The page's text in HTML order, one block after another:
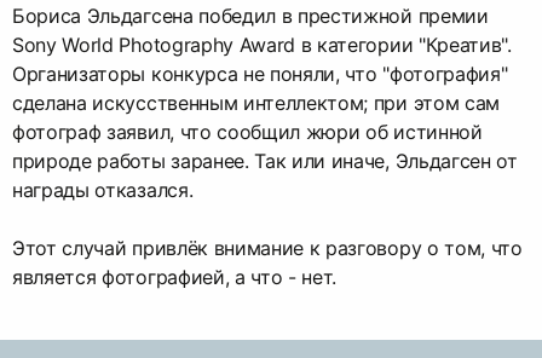
Бориса Эльдагсена победил в престижной премии
Sony World Photography Award в категории "Креатив".
Организаторы конкурса не поняли, что "фотография"
сделана искусственным интеллектом; при этом сам
фотограф заявил, что сообщил жюри об истинной
природе работы заранее. Так или иначе, Эльдагсен от
награды отказался.
Этот случай привлёк внимание к разговору о том, что
является фотографией, а что - нет.